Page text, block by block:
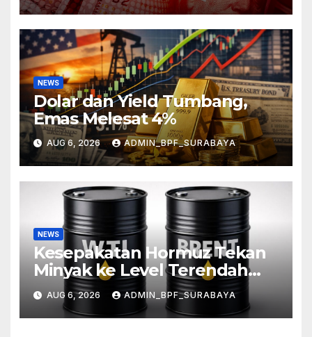
NEWS
Dolar dan Yield Tumbang,
Emas Melesat 4%
AUG 6, 2026 ADMIN_BPF_SURABAYA
NEWS
Kesepakatan Hormuz Tekan
Minyak ke Level Terendah
Sebulan
AUG 6, 2026 ADMIN_BPF_SURABAYA